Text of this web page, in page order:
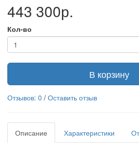
443 300р.
Кол-во
В корзину
Отзывов: 0 / Оставить отзыв
Описание Характеристики